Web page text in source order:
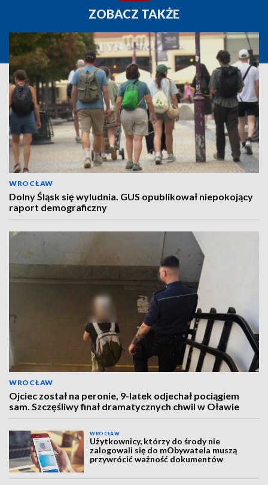
ZOBACZ TAKŻE
WROCŁAW
Dolny Śląsk się wyludnia. GUS opublikował niepokojący
raport demograficzny
WROCŁAW
Ojciec został na peronie, 9-latek odjechał pociągiem
sam. Szczęśliwy finał dramatycznych chwil w Oławie
WROCŁAW
Użytkownicy, którzy do środy nie
zalogowali się do mObywatela muszą
przywrócić ważność dokumentów